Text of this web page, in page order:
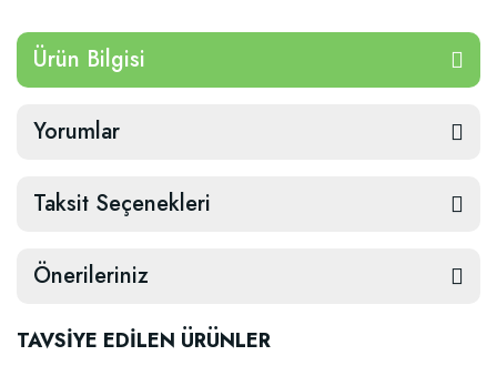
Ürün Bilgisi
Yorumlar
Taksit Seçenekleri
Önerileriniz
TAVSİYE EDİLEN ÜRÜNLER